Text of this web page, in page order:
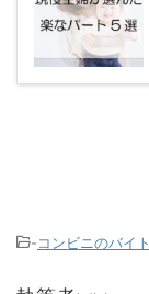
-コンビニのバイト